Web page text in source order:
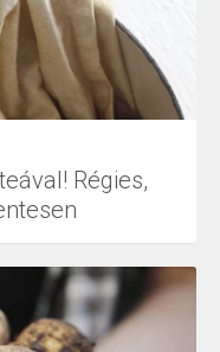
Régies,